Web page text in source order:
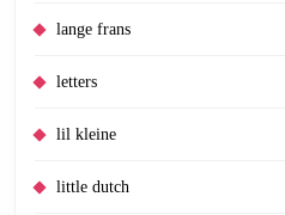
lange frans
letters
lil kleine
little dutch